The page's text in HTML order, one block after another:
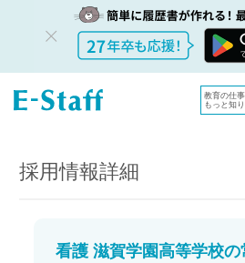
教育の仕
もっと知
教員採用情
報のイー・
採用情報
看護 滋賀学園高等学校の常勤講師 2026年4月
採用情報詳細
看護 滋賀学園高等学校の